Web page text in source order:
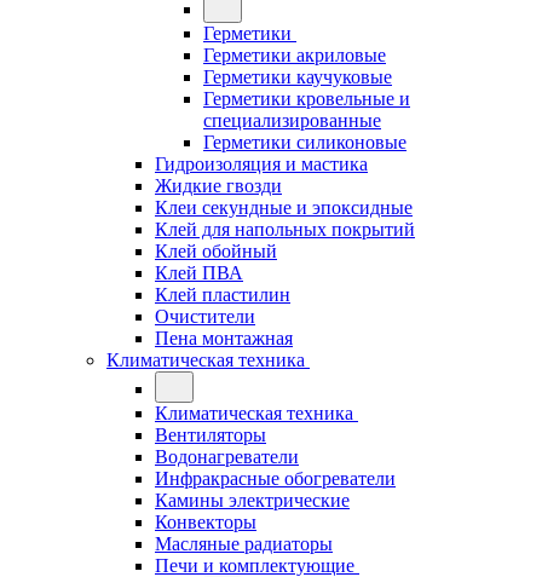
Герметики
Герметики акриловые
Герметики каучуковые
Герметики кровельные и
специализированные
Герметики силиконовые
Гидроизоляция и мастика
Жидкие гвозди
Клеи секундные и эпоксидные
Клей для напольных покрытий
Клей обойный
Клей ПВА
Клей пластилин
Очистители
Пена монтажная
Климатическая техника
Климатическая техника
Вентиляторы
Водонагреватели
Инфракрасные обогреватели
Камины электрические
Конвекторы
Масляные радиаторы
Печи и комплектующие